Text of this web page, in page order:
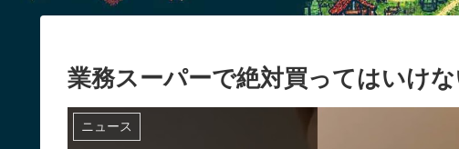
業務スーパーで絶対買ってはいけ
ニュース